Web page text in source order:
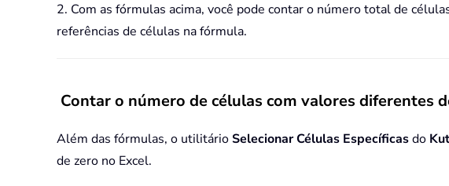
2. Com as fórmulas acima, você pode contar o número total de
referências de células na fórmula.
Contar o número de células com valores diferentes
Além das fórmulas, o utilitárioSelecionar Células Específicasdo
de zero no Excel.